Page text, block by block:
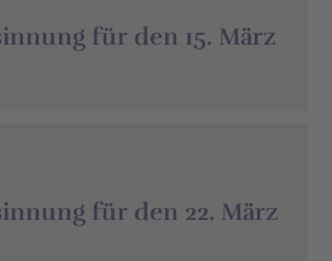
für den 15. März
für den 22. März